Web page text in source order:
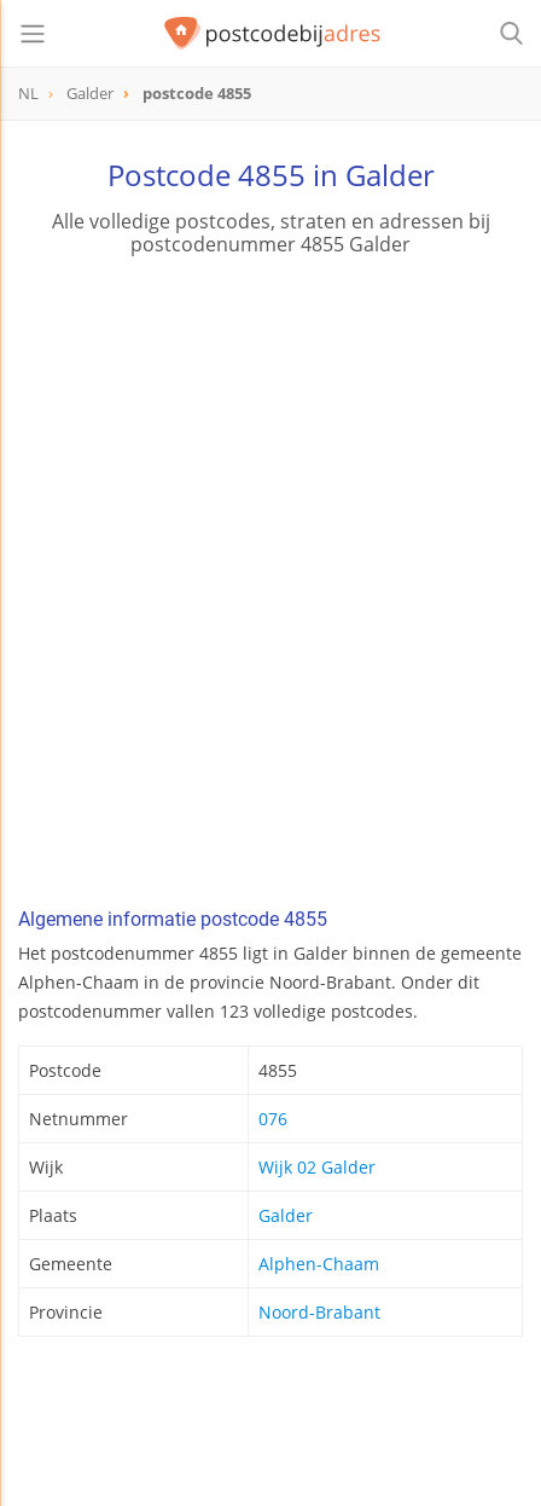
NL Galder postcode 4855
Postcode 4855 in Galder
Alle volledige postcodes, straten en adressen bij
postcodenummer 4855 Galder
Algemene informatie postcode 4855
Het postcodenummer 4855 ligt in Galder binnen de gemeente
Alphen-Chaam in de provincie Noord-Brabant. Onder dit
postcodenummer vallen 123 volledige postcodes.
Postcode 4855
Netnummer 076
Wijk Wijk 02 Galder
Plaats Galder
Gemeente Alphen-Chaam
Provincie Noord-Brabant